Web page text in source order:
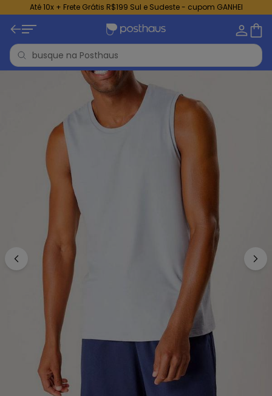
Até 10x + Frete Grátis R$199 Sul e Sudeste - cupom GANHEI